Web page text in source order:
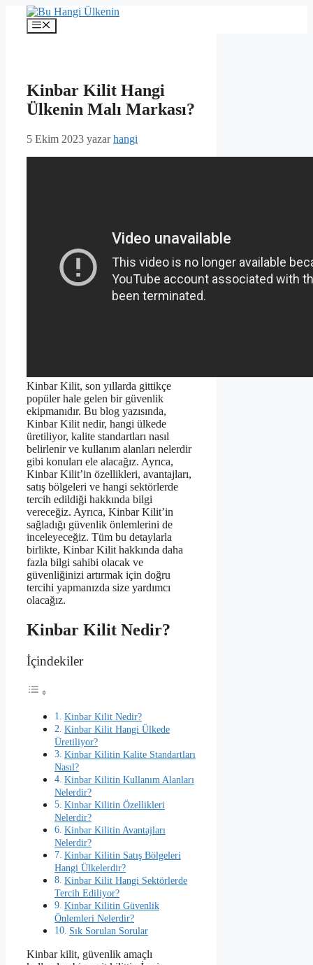
İçeriğe
Menü
Kinbar Kilit Hangi
Ülkenin Malı Markası?
5 Ekim 2023 yazarhangi
Kinbar Kilit, son yıllarda gittikçe
popüler hale gelen bir güvenlik
ekipmanıdır. Bu blog yazısında,
Kinbar Kilit nedir, hangi ülkede
üretiliyor, kalite standartları nasıl
belirlenir ve kullanım alanları nelerdir
gibi konuları ele alacağız. Ayrıca,
Kinbar Kilit’in özellikleri, avantajları,
satış bölgeleri ve hangi sektörlerde
tercih edildiği hakkında bilgi
vereceğiz. Ayrıca, Kinbar Kilit’in
sağladığı güvenlik önlemlerini de
inceleyeceğiz. Tüm bu detaylarla
birlikte, Kinbar Kilit hakkında daha
fazla bilgi sahibi olacak ve
güvenliğinizi artırmak için doğru
tercihi yapmanızda size yardımcı
olacağız.
Kinbar Kilit Nedir?
İçindekiler
Kinbar Kilit Nedir?
Kinbar Kilit Hangi Ülkede
Üretiliyor?
Kinbar Kilitin Kalite Standartları
Nasıl?
Kinbar Kilitin Kullanım Alanları
Nelerdir?
Kinbar Kilitin Özellikleri
Nelerdir?
Kinbar Kilitin Avantajları
Nelerdir?
Kinbar Kilitin Satış Bölgeleri
Hangi Ülkelerdir?
Kinbar Kilit Hangi Sektörlerde
Tercih Ediliyor?
Kinbar Kilitin Güvenlik
Önlemleri Nelerdir?
Sık Sorulan Sorular
Kinbar kilit, güvenlik amaçlı